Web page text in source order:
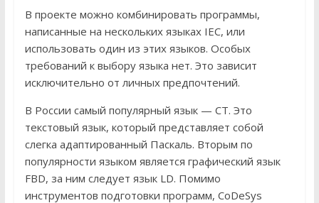
В проекте можно комбинировать программы,
написанные на нескольких языках IEC, или
использовать один из этих языков. Особых
требований к выбору языка нет. Это зависит
исключительно от личных предпочтений.
В России самый популярный язык — СТ. Это
текстовый язык, который представляет собой
слегка адаптированный Паскаль. Вторым по
популярности языком является графический язык
FBD, за ним следует язык LD. Помимо
инструментов подготовки программ, CoDeSys